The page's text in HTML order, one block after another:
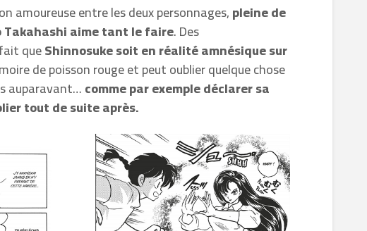
amoureuse entre les deux personnages,pleine de
Takahashi aime tant le faire. Des
queShinnosuke soit en réalité amnésique sur
de poisson rouge et peut oublier quelque chose
auparavant…comme par exemple déclarer sa
tout de suite après.